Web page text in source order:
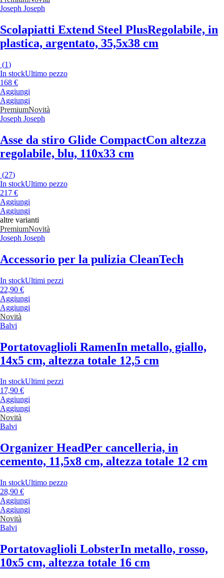
Joseph Joseph
Scolapiatti Extend Steel PlusRegolabile, in
plastica, argentato, 35,5x38 cm
(1)
In stockUltimo pezzo
168 €
Aggiungi
Aggiungi
PremiumNovità
Joseph Joseph
Asse da stiro Glide CompactCon altezza
regolabile, blu, 110x33 cm
(27)
In stockUltimo pezzo
217 €
Aggiungi
Aggiungi
altre varianti
PremiumNovità
Joseph Joseph
Accessorio per la pulizia CleanTech
In stockUltimi pezzi
22,90 €
Aggiungi
Aggiungi
Novità
Balvi
Portatovaglioli RamenIn metallo, giallo,
14x5 cm, altezza totale 12,5 cm
In stockUltimi pezzi
17,90 €
Aggiungi
Aggiungi
Novità
Balvi
Organizer HeadPer cancelleria, in
cemento, 11,5x8 cm, altezza totale 12 cm
In stockUltimo pezzo
28,90 €
Aggiungi
Aggiungi
Novità
Balvi
Portatovaglioli LobsterIn metallo, rosso,
10x5 cm, altezza totale 16 cm